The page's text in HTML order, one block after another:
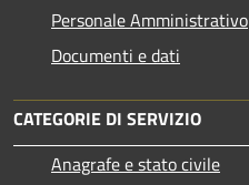
Personale Amministrativo
Documenti e dati
CATEGORIE DI SERVIZIO
Anagrafe e stato civile